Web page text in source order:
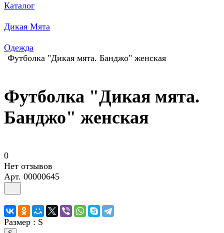
Каталог
Дикая Мята
Одежда
Футболка "Дикая мята. Банджо" женская
Футболка "Дикая мята.
Банджо" женская
0
Нет отзывов
Арт. 00000645
Размер : S